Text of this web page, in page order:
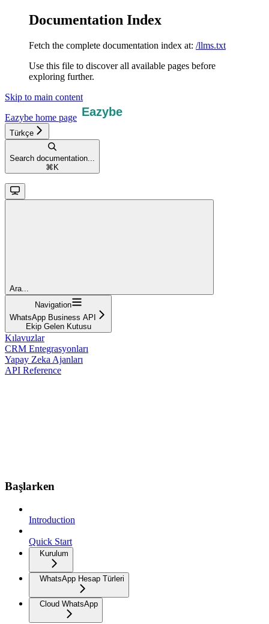
Documentation Index
Fetch the complete documentation index at: /llms.txt
Use this file to discover all available pages before
exploring further.
Skip to main content
Eazybe home page
Türkçe
Search documentation...
⌘ K
Ara...
Navigation
WhatsApp Business API
Ekip Gelen Kutusu
Kılavuzlar
CRM Entegrasyonları
Yapay Zeka Ajanları
API Reference
Başlarken
Introduction
Quick Start
Kurulum
WhatsApp Hesap Türleri
Cloud WhatsApp